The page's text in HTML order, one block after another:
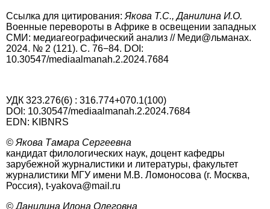
Ссылка для цитирования: Якова Т.С., Данилина И.О.
Военные перевороты в Африке в освещении западных
СМИ: медиагеографический анализ // Меди@льманах.
2024. № 2 (121). С. 76−84. DOI:
10.30547/mediaalmanah.2.2024.7684
УДК 323.276(6) : 316.774+070.1(100)
DOI: 10.30547/mediaalmanah.2.2024.7684
EDN: KIBNRS
© Якова Тамара Сергеевна
кандидат филологических наук, доцент кафедры
зарубежной журналистики и литературы, факультет
журналистики МГУ имени М.В. Ломоносова (г. Москва,
Россия), t-yakova@mail.ru
© Данилина Илона Олеговна